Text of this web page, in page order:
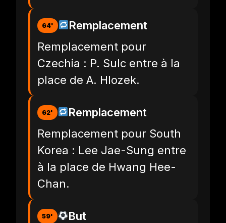
64'
Remplacement
Remplacement pour
Czechia : P. Sulc entre à la
place de A. Hlozek.
62'
Remplacement
Remplacement pour South
Korea : Lee Jae-Sung entre
à la place de Hwang Hee-
Chan.
59'
But